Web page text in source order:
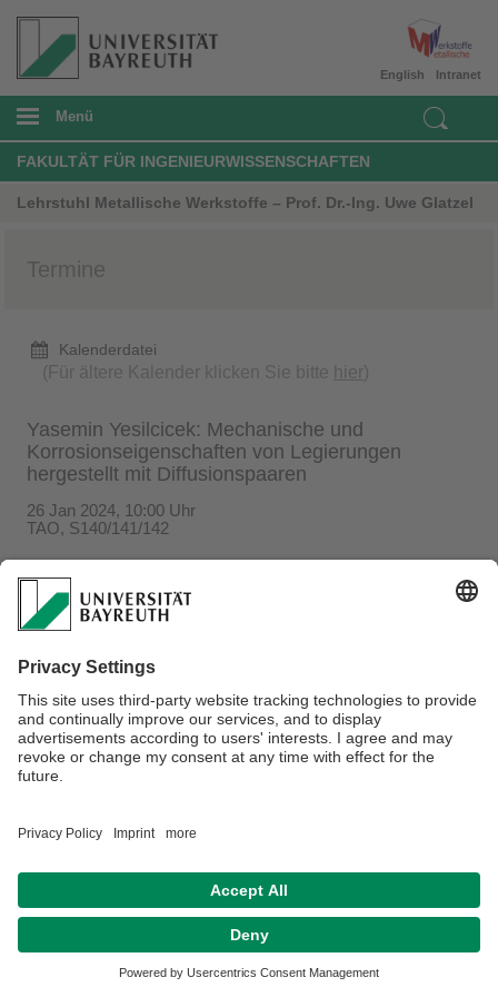
Intranet
English
Menü
FAKULTÄT FÜR INGENIEURWISSENSCHAFTEN
Lehrstuhl Metallische Werkstoffe – Prof. Dr.-Ing. Uwe Glatzel
Termine
Kalenderdatei
(Für ältere Kalender klicken Sie bitte hier)
Yasemin Yesilcicek: Mechanische und
Korrosionseigenschaften von Legierungen
hergestellt mit Diffusionspaaren
26 Jan 2024, 10:00 Uhr
TAO, S140/141/142
Verantwortlich für die Redaktion:
Datenschutzerklärung Impressum Hausordnung Sitemap
Barrierefreiheitserklärung